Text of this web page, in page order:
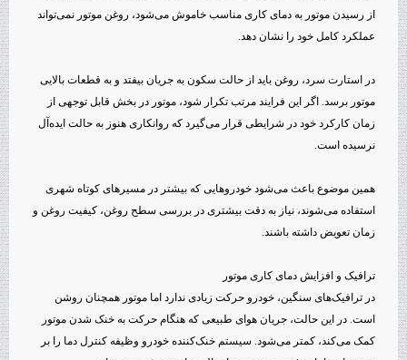
از رسیدن موتور به دمای کاری مناسب خاموش می‌شود، روغن موتور نمی‌تواند
عملکرد کامل خود را نشان دهد.
در استارت سرد، روغن باید از حالت سکون به جریان بیفتد و به قطعات بالایی
موتور برسد. اگر این فرایند مرتب تکرار شود، موتور در بخش قابل توجهی از
زمان کارکرد خود در شرایطی قرار می‌گیرد که روانکاری هنوز به حالت ایده‌آل
نرسیده است.
همین موضوع باعث می‌شود خودروهایی که بیشتر در مسیرهای کوتاه شهری
استفاده می‌شوند، نیاز به دقت بیشتری در بررسی سطح روغن، کیفیت روغن و
زمان تعویض داشته باشند.
ترافیک و افزایش دمای کاری موتور
در ترافیک‌های سنگین، خودرو حرکت زیادی ندارد اما موتور همچنان روشن
است. در این حالت، جریان هوای طبیعی که هنگام حرکت به خنک شدن موتور
کمک می‌کند، کمتر می‌شود. سیستم خنک‌کننده خودرو وظیفه کنترل دما را بر